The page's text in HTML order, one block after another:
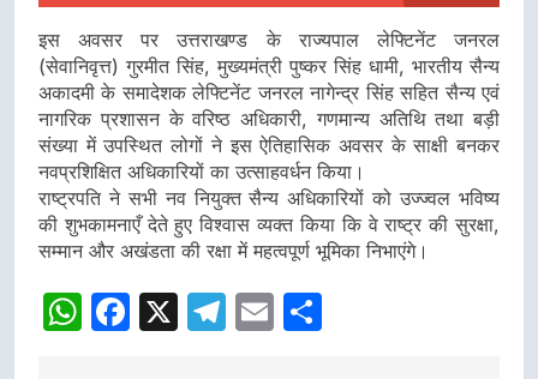
इस अवसर पर उत्तराखण्ड के राज्यपाल लेफ्टिनेंट जनरल
(सेवानिवृत्त) गुरमीत सिंह, मुख्यमंत्री पुष्कर सिंह धामी, भारतीय सैन्य
अकादमी के समादेशक लेफ्टिनेंट जनरल नागेन्द्र सिंह सहित सैन्य एवं
नागरिक प्रशासन के वरिष्ठ अधिकारी, गणमान्य अतिथि तथा बड़ी
संख्या में उपस्थित लोगों ने इस ऐतिहासिक अवसर के साक्षी बनकर
नवप्रशिक्षित अधिकारियों का उत्साहवर्धन किया।
राष्ट्रपति ने सभी नव नियुक्त सैन्य अधिकारियों को उज्ज्वल भविष्य
की शुभकामनाएँ देते हुए विश्वास व्यक्त किया कि वे राष्ट्र की सुरक्षा,
सम्मान और अखंडता की रक्षा में महत्वपूर्ण भूमिका निभाएंगे।
WhatsApp
Facebook
X Telegram
Email